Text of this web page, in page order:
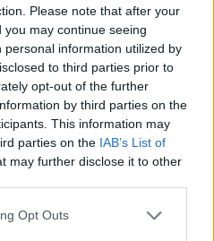
Please note that after your
may continue seeing
information utilized by
to third parties prior to
opt-out of the further
by third parties on the
This information may
parties on the IAB’s List of
may further disclose it to other
Opt Outs
μεγαλώσει από μη
πατεράδες,
τον φόβο της
στην ενήλικη ζωή